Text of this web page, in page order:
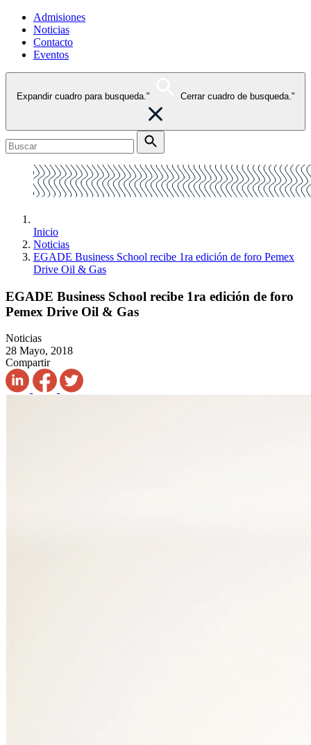
Admisiones
Noticias
Contacto
Eventos
Expandir cuadro para busqueda." Cerrar cuadro de busqueda."
Inicio
Noticias
EGADE Business School recibe 1ra edición de foro Pemex
Drive Oil & Gas
EGADE Business School recibe 1ra edición de foro
Pemex Drive Oil & Gas
Noticias
28 Mayo, 2018
Compartir